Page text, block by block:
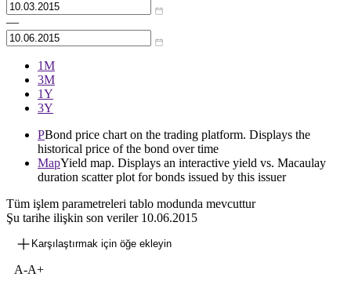
—
1М
3М
1Y
3Y
PBond price chart on the trading platform. Displays the
historical price of the bond over time
MapYield map. Displays an interactive yield vs. Macaulay
duration scatter plot for bonds issued by this issuer
Tüm işlem parametreleri tablo modunda mevcuttur
Şu tarihe ilişkin son veriler 10.06.2015
Karşılaştırmak için öğe ekleyin